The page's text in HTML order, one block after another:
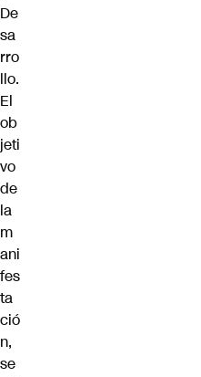
De
sa
rro
llo.
El
ob
jeti
vo
de
la
m
ani
fes
ta
ció
n,
se